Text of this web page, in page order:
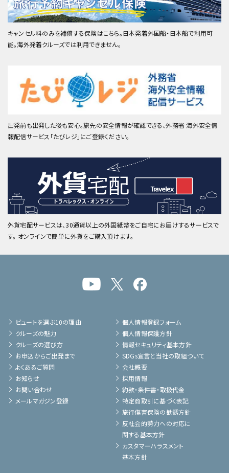
キャンセル料のみを補償する保険はこちら。日本発着外国船・日本船で利用可
能。海外発着クルーズでは利用できません。
出発前も出発した後も安心。旅先の安全情報が確認できる、外務省 海外安全情
報配信サービス「たびレジ」にご登録ください。
外貨宅配サービスは、30通貨以上の外国紙幣をご自宅にお届けするサービスで
す。 オンラインで簡単に外貨をご購入頂けます。
ビュートを選ぶ10の理由
クルーズの魅力
クルーズの選び方
お申込からご出発まで
よくあるご質問
お知らせ
お問い合わせ
メールマガジン登録
個人情報登録フォーム
個人情報保護方針
情報セキュリティ基本方針
SDGs宣言と当社の取組ついて
会社概要
採用情報
約款・条件書・取扱代金
特定商取引に基づく表記
旅行傷害保険の勧誘方針
反社会的勢力への対応に
関する基本方針
カスタマーハラスメント
基本方針